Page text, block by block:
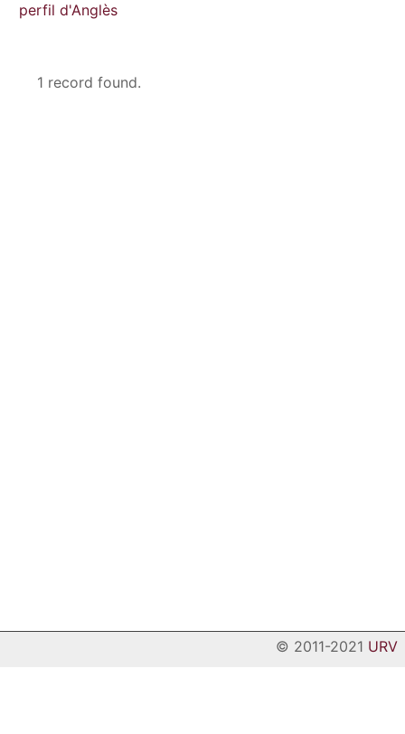
perfil d'Anglès
1 record found.
© 2011-2021 URV